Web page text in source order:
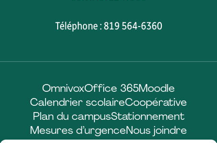
Téléphone : 819 564-6360
OmnivoxOffice 365Moodle
Calendrier scolaireCoopérative
Plan du campusStationnement
Mesures d’urgenceNous joindre